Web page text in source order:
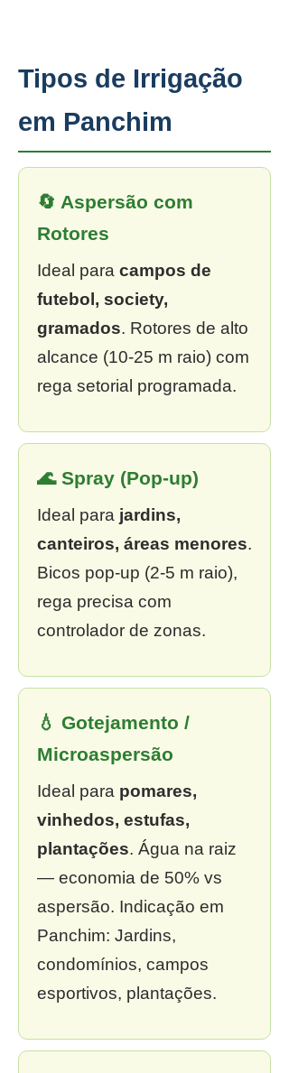
Tipos de Irrigação
em Panchim
🔄 Aspersão com
Rotores
Ideal para campos de
futebol, society,
gramados. Rotores de alto
alcance (10-25 m raio) com
rega setorial programada.
🌊 Spray (Pop-up)
Ideal para jardins,
canteiros, áreas menores.
Bicos pop-up (2-5 m raio),
rega precisa com
controlador de zonas.
💧 Gotejamento /
Microaspersão
Ideal para pomares,
vinhedos, estufas,
plantações. Água na raiz
— economia de 50% vs
aspersão. Indicação em
Panchim: Jardins,
condomínios, campos
esportivos, plantações.